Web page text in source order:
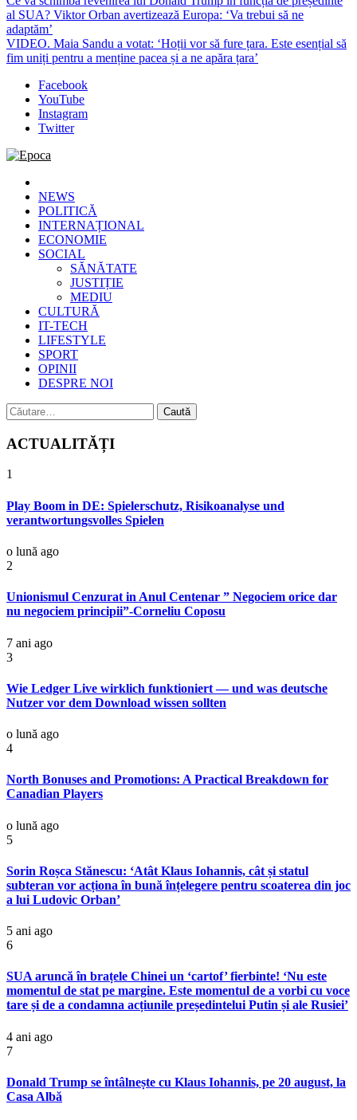
al SUA? Viktor Orban avertizează Europa: ‘Va trebui să ne
adaptăm’
VIDEO. Maia Sandu a votat: ‘Hoții vor să fure țara. Este esențial să
fim uniți pentru a menține pacea și a ne apăra țara’
Facebook
YouTube
Instagram
Twitter
Epoca
Cele mai noi știri online din România
NEWS
POLITICĂ
INTERNAȚIONAL
ECONOMIE
SOCIAL
SĂNĂTATE
JUSTIȚIE
MEDIU
CULTURĂ
IT-TECH
LIFESTYLE
SPORT
OPINII
DESPRE NOI
Caută
după:
ACTUALITĂȚI
1
Play Boom in DE: Spielerschutz, Risikoanalyse und
verantwortungsvolles Spielen
o lună ago
2
Unionismul Cenzurat in Anul Centenar ” Negociem orice dar
nu negociem principii”-Corneliu Coposu
7 ani ago
3
Wie Ledger Live wirklich funktioniert — und was deutsche
Nutzer vor dem Download wissen sollten
o lună ago
4
North Bonuses and Promotions: A Practical Breakdown for
Canadian Players
o lună ago
5
Sorin Roșca Stănescu: ‘Atât Klaus Iohannis, cât și statul
subteran vor acționa în bună înțelegere pentru scoaterea din joc
a lui Ludovic Orban’
5 ani ago
6
SUA aruncă în brațele Chinei un ‘cartof’ fierbinte! ‘Nu este
momentul de stat pe margine. Este momentul de a vorbi cu voce
tare și de a condamna acțiunile președintelui Putin și ale Rusiei’
4 ani ago
7
Donald Trump se întâlnește cu Klaus Iohannis, pe 20 august, la
Casa Albă